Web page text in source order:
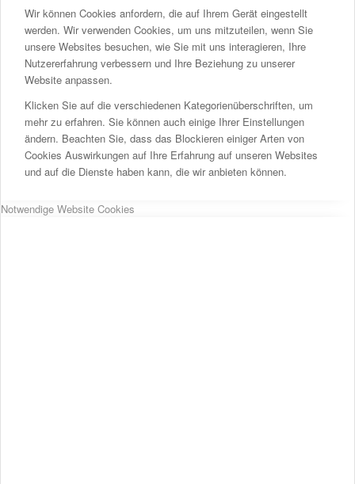
Wir können Cookies anfordern, die auf Ihrem Gerät eingestellt
werden. Wir verwenden Cookies, um uns mitzuteilen, wenn Sie
unsere Websites besuchen, wie Sie mit uns interagieren, Ihre
Nutzererfahrung verbessern und Ihre Beziehung zu unserer
Website anpassen.
Klicken Sie auf die verschiedenen Kategorienüberschriften, um
mehr zu erfahren. Sie können auch einige Ihrer Einstellungen
ändern. Beachten Sie, dass das Blockieren einiger Arten von
Cookies Auswirkungen auf Ihre Erfahrung auf unseren Websites
und auf die Dienste haben kann, die wir anbieten können.
Notwendige Website Cookies